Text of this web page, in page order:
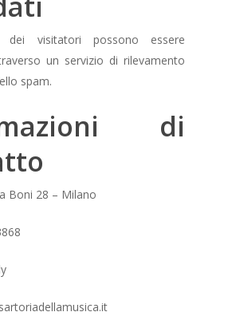
dei visitatori possono essere
un servizio di rilevamento
spam.
di
Boni 28 – Milano